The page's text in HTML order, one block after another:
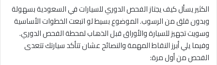
الكثير يسأل كيف يجتاز الفحص الدوري للسيارات في السعودية بسهولة
وبدون قلق من الرسوب. الموضوع بسيط لو اتبعت الخطوات الأساسية
وسويت تجهيز للسيارة والأوراق قبل الذهاب لمحطة الفحص الدوري.
وفيما يلي أبرز النقاط المهمة والنصائح عشان تتأكد سيارتك تتعدى
الفحص من أول مرة: